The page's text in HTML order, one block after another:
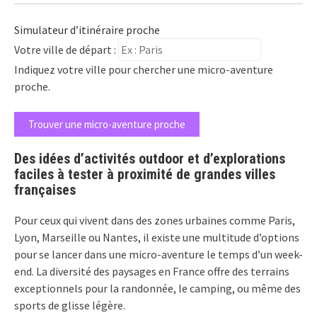
Simulateur d’itinéraire proche
Votre ville de départ :
Indiquez votre ville pour chercher une micro-aventure
proche.
Trouver une micro-aventure proche
Des idées d’activités outdoor et d’explorations
faciles à tester à proximité de grandes villes
françaises
Pour ceux qui vivent dans des zones urbaines comme Paris,
Lyon, Marseille ou Nantes, il existe une multitude d’options
pour se lancer dans une micro-aventure le temps d’un week-
end. La diversité des paysages en France offre des terrains
exceptionnels pour la randonnée, le camping, ou même des
sports de glisse légère.